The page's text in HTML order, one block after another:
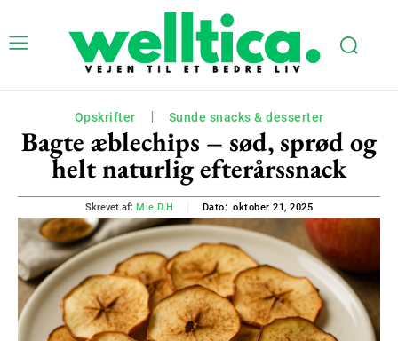
Opskrifter Sunde snacks & desserter
Bagte æblechips – sød, sprød og
helt naturlig efterårssnack
Skrevet af: Mie D.H Dato: oktober 21, 2025